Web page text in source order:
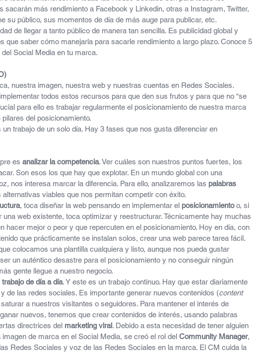
sacarán más rendimiento a Facebook y Linkedin, otras a Instagram, Twitter,
su público, sus momentos de día de más auge para publicar, etc.
de llegar a tanto público de manera tan sencilla. Es publicidad global y
que saber cómo manejarla para sacarle rendimiento a largo plazo. Conoce 5
Social Media en tu marca.
nuestra imagen, nuestra web y nuestras cuentas en Redes Sociales.
todos estos recursos para que den sus frutos y para que no “se
para ello es trabajar regularmente el posicionamiento de nuestra marca
del posicionamiento.
trabajo de un solo día. Hay 3 fases que nos gusta diferenciar en
es analizar la competencia. Ver cuáles son nuestros puntos fuertes, los
Son esos los que hay que explotar. En un mundo global con una
nos interesa marcar la diferencia. Para ello, analizaremos las palabras
viables que nos permitan competir con éxito.
, toca diseñar la web pensando en implementar el posicionamiento o, si
una web existente, toca optimizar y reestructurar. Técnicamente hay muchas
hacer mejor o peor y que repercuten en el posicionamiento. Hoy en día, con
que prácticamente se instalan solos, crear una web parece tarea fácil.
colocamos una plantilla cualquiera y listo, aunque nos pueda gustar
un auténtico desastre para el posicionamiento y no conseguir ningún
gente llegue a nuestro negocio.
trabajo de día a día. Y este es un trabajo continuo. Hay que estar diariamente
de las redes sociales. Es importante generar nuevos contenidos (content
a nuestros visitantes o seguidores. Para mantener el interés de
nuevos, tenemos que crear contenidos de interés, usando palabras
directrices del marketing viral. Debido a esta necesidad de tener alguien
de marca en el Social Media, se creó el rol del Community Manager,
Redes Sociales y voz de las Redes Sociales en la marca. El CM cuida la